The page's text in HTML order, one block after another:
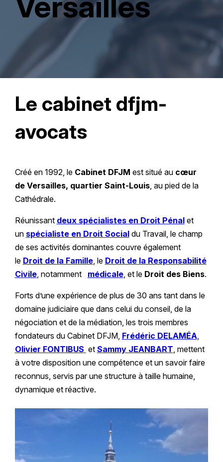
Le cabinet dfjm-
avocats
Créé en 1992, le Cabinet DFJM est situé au cœur
de Versailles, quartier Saint-Louis, au pied de la
Cathédrale.
Réunissant deux spécialistes en Droit Pénalet
un spécialiste en Droit Socialdu Travail, le champ
de ses activités dominantes couvre également
le Droit de la Famille, le Droit de la Responsabilité
Civile, notamment médicale, et le Droit des Biens.
Forts d’une expérience de plus de 30 ans tant dans le
domaine judiciaire que dans celui du conseil, de la
négociation et de la médiation, les trois membres
fondateurs du Cabinet DFJM, Frédéric DELAMÉA,
Olivier FONTIBUS et Sammy JEANBART, mettent
à votre disposition une compétence et un savoir faire
reconnus, servis par une structure à taille humaine,
dynamique et réactive.